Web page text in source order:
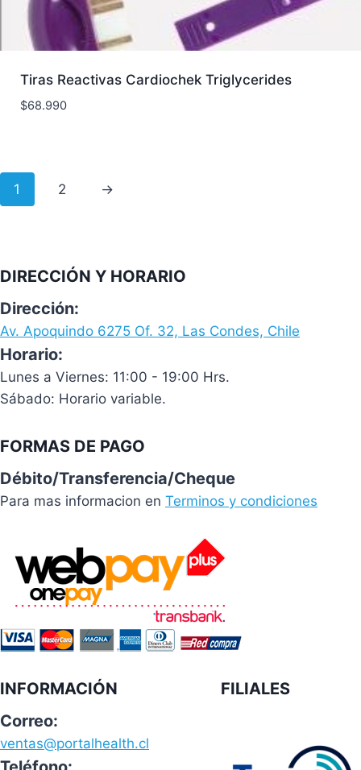
Tiras Reactivas Cardiochek Triglycerides
$68.990
1 2 →
DIRECCIÓN Y HORARIO
Dirección:
Av. Apoquindo 6275 Of. 32, Las Condes, Chile
Horario:
Lunes a Viernes: 11:00 - 19:00 Hrs.
Sábado: Horario variable.
FORMAS DE PAGO
Débito/Transferencia/Cheque
Para mas informacion en Terminos y condiciones
INFORMACIÓN
Correo:
ventas@portalhealth.cl
FILIALES